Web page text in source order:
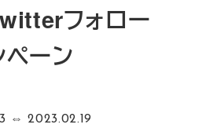
フォロー
ーン
⇔ 2023.02.19